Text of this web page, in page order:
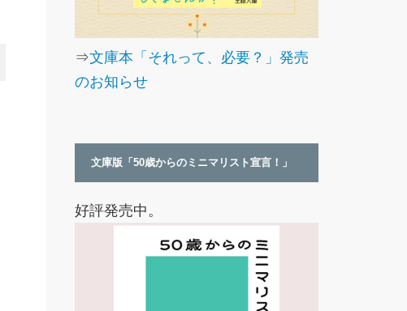
⇒文庫本「それって、必要？」発売
のお知らせ
文庫版「50歳からのミニマリスト宣言！」
好評発売中。